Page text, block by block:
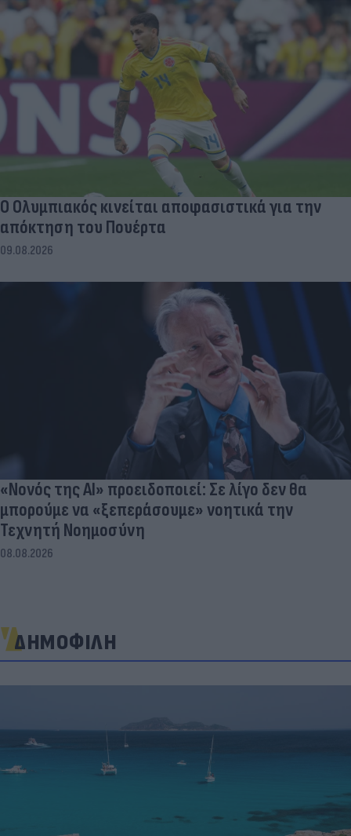
Ο Ολυμπιακός κινείται αποφασιστικά για την
απόκτηση του Πουέρτα
09.08.2026
«Νονός της AI» προειδοποιεί: Σε λίγο δεν θα
μπορούμε να «ξεπεράσουμε» νοητικά την
Τεχνητή Νοημοσύνη
08.08.2026
ΔΗΜΟΦΙΛΗ